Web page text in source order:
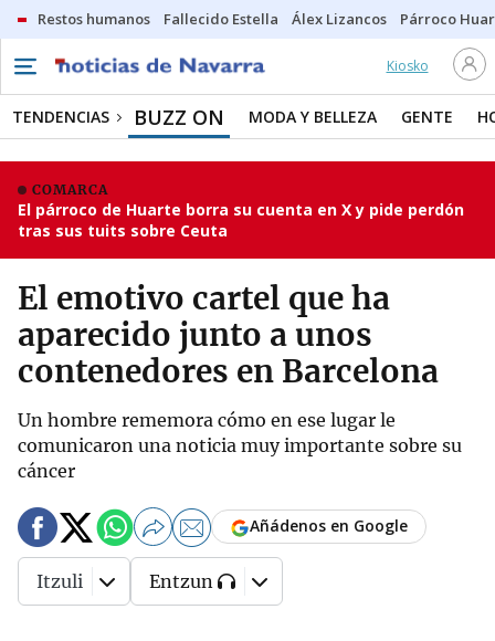
Restos humanos Fallecido Estella Álex Lizancos Párroco
Kiosko
TENDENCIAS BUZZ ON MODA Y BELLEZA GENTE
COMARCA
El párroco de Huarte borra su cuenta en X y pide perdón
tras sus tuits sobre Ceuta
El emotivo cartel que ha
aparecido junto a unos
contenedores en Barcelona
Un hombre rememora cómo en ese lugar le
comunicaron una noticia muy importante sobre su
cáncer
Añádenos en Google
Itzuli Entzun